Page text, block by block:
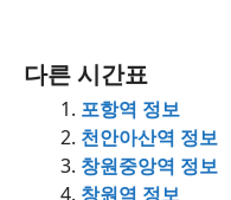
다른 시간표
포항역 정보
천안아산역 정보
창원중앙역 정보
창원역 정보